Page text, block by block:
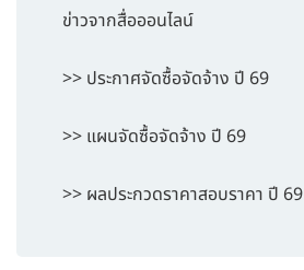
ข่าวจากสื่อออนไลน์
>> ประกาศจัดซื้อจัดจ้าง ปี 69
>> แผนจัดซื้อจัดจ้าง ปี 69
>> ผลประกวดราคาสอบราคา ปี 69